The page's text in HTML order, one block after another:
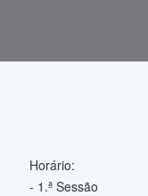
Horário:
- 1.ª Sessão